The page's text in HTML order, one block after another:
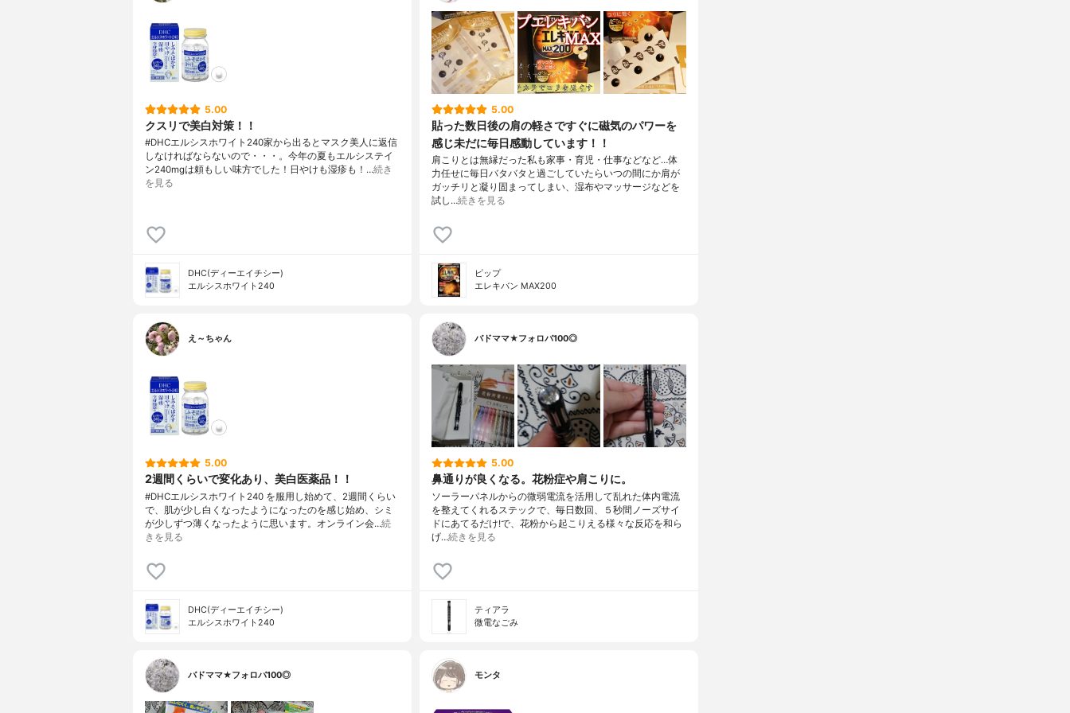
5.00
クスリで美白対策！！
#DHCエルシスホワイト240家から出るとマスク美人に返信
しなければならないので・・・。今年の夏もエルシステイ
ン240mgは頼もしい味方でした！日やけも湿疹も！…続き
を見る
DHC(ディーエイチシー)
エルシスホワイト240
5.00
貼った数日後の肩の軽さですぐに磁気のパワーを
感じ未だに毎日感動しています！！
肩こりとは無縁だった私も家事・育児・仕事などなど…体
力任せに毎日バタバタと過ごしていたらいつの間にか肩が
ガッチリと凝り固まってしまい、湿布やマッサージなどを
試し…続きを見る
ピップ
エレキバン MAX200
え～ちゃん
5.00
2週間くらいで変化あり、美白医薬品！！
#DHCエルシスホワイト240 を服用し始めて、2週間くらい
で、肌が少し白くなったようになったのを感じ始め、シミ
が少しずつ薄くなったように思います。オンライン会…続
きを見る
DHC(ディーエイチシー)
エルシスホワイト240
バドママ★フォロバ100◎
5.00
鼻通りが良くなる。花粉症や肩こりに。
ソーラーパネルからの微弱電流を活用して乱れた体内電流
を整えてくれるステックで、毎日数回、５秒間ノーズサイ
ドにあてるだけ!で、花粉から起こりえる様々な反応を和ら
げ…続きを見る
ティアラ
微電なごみ
バドママ★フォロバ100◎ モンタ